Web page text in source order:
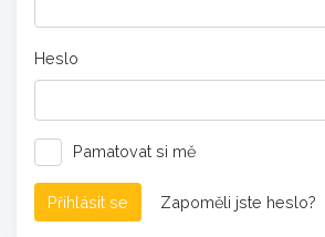
Heslo
Pamatovat si mě
Přihlásit se Zapoměli jste heslo?